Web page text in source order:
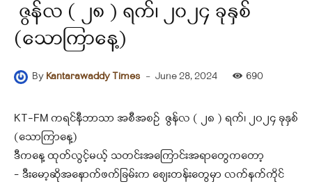
ဇွန်လ ( ၂၈ ) ရက်၊ ၂၀၂၄ ခုနှစ်
(သောကြာနေ့)
By Kantarawaddy Times - June 28, 2024 690
KT-FM ကရင်နီဘာသာ အစီအစဉ် ဇွန်လ ( ၂၈ ) ရက်၊ ၂၀၂၄ ခုနှစ်
(သောကြာနေ့)
ဒီကနေ့ ထုတ်လွင့်မယ့် သတင်းအကြောင်းအရာတွေကတော့
– ဒီးမော့ဆိုအနောက်ဖက်ခြမ်းက စျေးတန်းတွေမှာ လက်နက်ကိုင်